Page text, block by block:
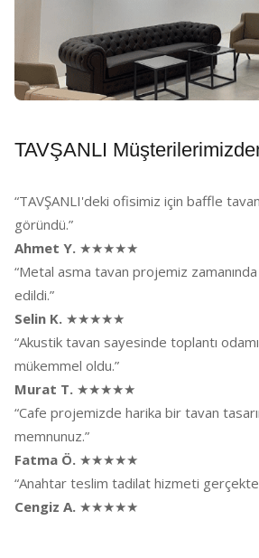
TAVŞANLI
“TAVŞANLI'deki ofisimiz için baffle
göründü.”
Ahmet Y. ★★★★★
“Metal asma tavan projemiz
edildi.”
Selin K. ★★★★★
“Akustik tavan sayesinde toplantı
mükemmel oldu.”
Murat T. ★★★★★
“Cafe projemizde harika bir tavan
memnunuz.”
Fatma Ö. ★★★★★
“Anahtar teslim tadilat hizmeti
Cengiz A. ★★★★★